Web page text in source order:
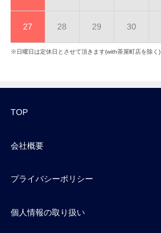
27 28 29 30
※日曜日は定休日とさせて頂きます(with茶屋町店を除く)
TOP
会社概要
プライバシーポリシー
個人情報の取り扱い